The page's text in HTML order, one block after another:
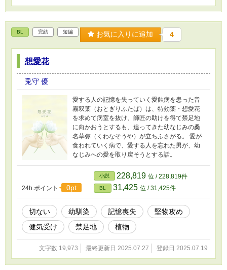
BL 完結 短編 お気に入りに追加 4
想愛花
兎守 優
愛する人の記憶を失っていく愛蝕病を患った音
霧双葉（おとぎりふたば）は、特効薬・想愛花
を求めて病室を抜け、師匠の助けを得て禁足地
に向かおうとするも、追ってきた幼なじみの桑
名草弥（くわなそうや）が立ちふさがる。 愛が
食われていく病で、愛する人を忘れた男が、幼
なじみへの愛を取り戻そうとする話。
24h.ポイント 0pt
小説 228,819 位 / 228,819件
BL 31,425 位 / 31,425件
切ない 幼馴染 記憶喪失
堅物攻め
健気受け
禁足地 植物
文字数 19,973 最終更新日 2025.07.27 登録日 2025.07.19